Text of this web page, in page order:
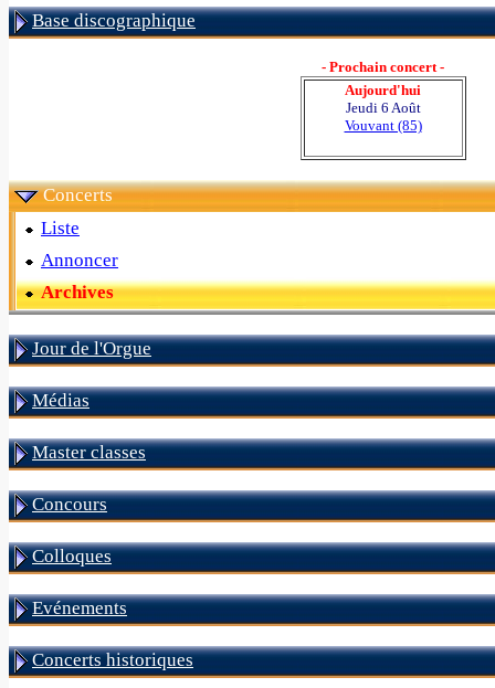
Base discographique
- Prochain concert -
Aujourd'hui
Jeudi 6 Août
Vouvant (85)
Concerts
Liste
Annoncer
Archives
Jour de l'Orgue
Médias
Master classes
Concours
Colloques
Evénements
Concerts historiques